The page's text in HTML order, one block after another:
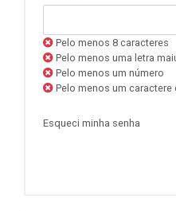
Pelo menos 8 caracteres
Pelo menos uma letra
Pelo menos um número
Pelo menos um caractere
Esqueci minha senha